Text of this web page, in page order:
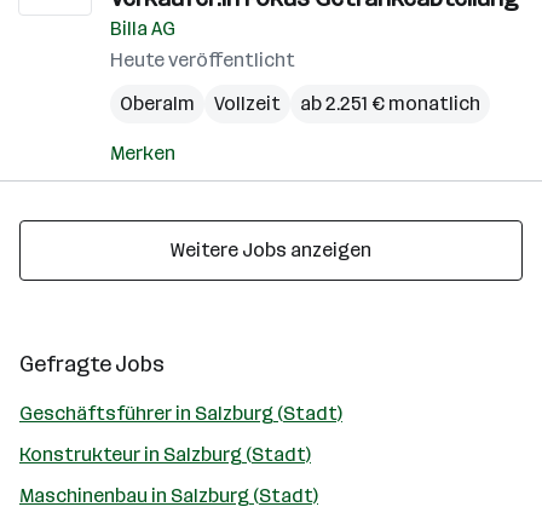
Billa AG
Heute veröffentlicht
Oberalm
Vollzeit ab 2.251 € monatlich
Merken
Weitere Jobs anzeigen
Gefragte Jobs
Geschäftsführer in Salzburg (Stadt)
Konstrukteur in Salzburg (Stadt)
Maschinenbau in Salzburg (Stadt)